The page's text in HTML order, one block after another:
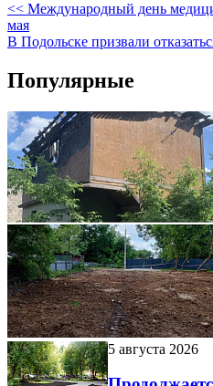
<< Международный день
мая
В Подольске призвали
Популярные
5 августа 2026